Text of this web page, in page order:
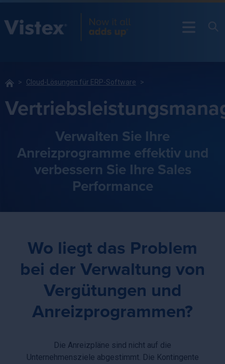
Cloud-Lösungen für ERP-Software
Verwalten Sie Ihre
Anreizprogramme effektiv und
verbessern Sie Ihre Sales
Performance
Wo liegt das Problem
bei der Verwaltung von
Vergütungen und
Anreizprogrammen?
Die Anreizpläne sind nicht auf die
Unternehmensziele abgestimmt. Die Kontingente